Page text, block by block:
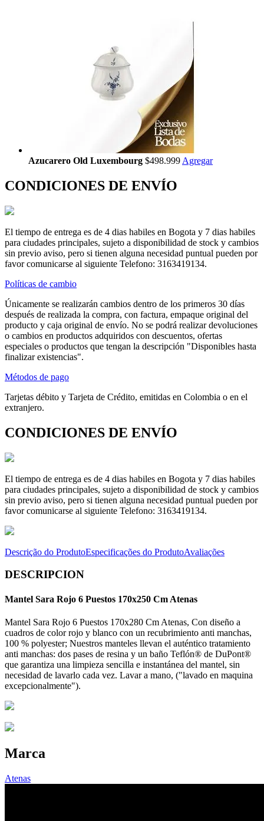
Azucarero Old Luxembourg $498.999 Agregar
CONDICIONES DE ENVÍO
El tiempo de entrega es de 4 dias habiles en Bogota y 7 dias habiles
para ciudades principales, sujeto a disponibilidad de stock y cambios
sin previo aviso, pero si tienen alguna necesidad puntual pueden por
favor comunicarse al siguiente Telefono: 3163419134.
Políticas de cambio
Únicamente se realizarán cambios dentro de los primeros 30 días
después de realizada la compra, con factura, empaque original del
producto y caja original de envío. No se podrá realizar devoluciones
o cambios en productos adquiridos con descuentos, ofertas
especiales o productos que tengan la descripción "Disponibles hasta
finalizar existencias".
Métodos de pago
Tarjetas débito y Tarjeta de Crédito, emitidas en Colombia o en el
extranjero.
CONDICIONES DE ENVÍO
El tiempo de entrega es de 4 dias habiles en Bogota y 7 dias habiles
para ciudades principales, sujeto a disponibilidad de stock y cambios
sin previo aviso, pero si tienen alguna necesidad puntual pueden por
favor comunicarse al siguiente Telefono: 3163419134.
Descrição do ProdutoEspecificações do ProdutoAvaliações
DESCRIPCION
Mantel Sara Rojo 6 Puestos 170x250 Cm Atenas
Mantel Sara Rojo 6 Puestos 170x280 Cm Atenas, Con diseño a
cuadros de color rojo y blanco con un recubrimiento anti manchas,
100 % polyester; Nuestros manteles llevan el auténtico tratamiento
anti manchas: dos pases de resina y un baño Teflón® de DuPont®
que garantiza una limpieza sencilla e instantánea del mantel, sin
necesidad de lavarlo cada vez. Lavar a mano, ("lavado en maquina
excepcionalmente").
Marca
Atenas